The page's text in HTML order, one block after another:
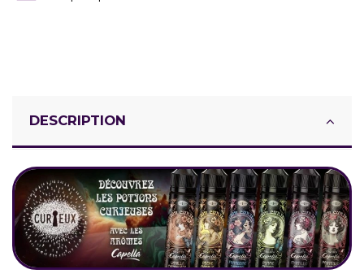
DESCRIPTION